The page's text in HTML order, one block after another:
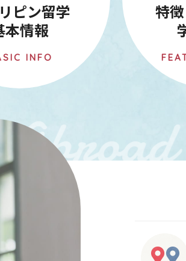
ピン留学
本情報
INFO
特